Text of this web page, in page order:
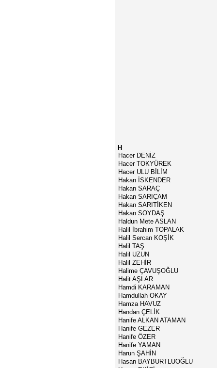
H
Hacer DENİZ
Hacer TOKYÜREK
Hacer ULU BİLİM
Hakan İSKENDER
Hakan SARAÇ
Hakan SARIÇAM
Hakan SARITİKEN
Hakan SOYDAŞ
Haldun Mete ASLAN
Halil İbrahim TOPALAK
Halil Sercan KOŞİK
Halil TAŞ
Halil UZUN
Halil ZEHİR
Halime ÇAVUŞOĞLU
Halit AŞLAR
Hamdi KARAMAN
Hamdullah OKAY
Hamza HAVUZ
Handan ÇELİK
Hanife ALKAN ATAMAN
Hanife GEZER
Hanife ÖZER
Hanife YAMAN
Harun ŞAHİN
Hasan BAYBURTLUOĞLU